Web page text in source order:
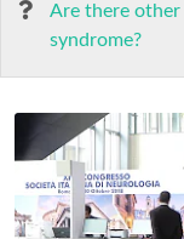
Are there other
syndrome?